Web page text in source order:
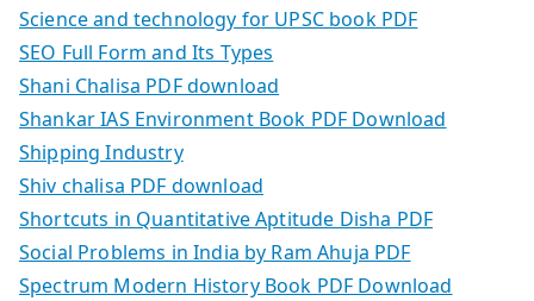
Science and technology for UPSC book PDF
SEO Full Form and Its Types
Shani Chalisa PDF download
Shankar IAS Environment Book PDF Download
Shipping Industry
Shiv chalisa PDF download
Shortcuts in Quantitative Aptitude Disha PDF
Social Problems in India by Ram Ahuja PDF
Spectrum Modern History Book PDF Download